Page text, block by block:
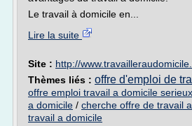
Le travail à domicile en...
Lire la suite
Site : http://
Thèmes liés : offre d'emploi de
offre emploi travail a domicile serieux
a domicile / cherche offre de travail
travail a domicile